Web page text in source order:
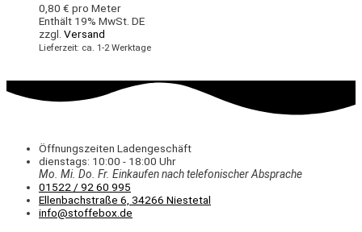
0,80 € pro Meter
Enthält 19% MwSt. DE
zzgl. Versand
Lieferzeit: ca. 1-2 Werktage
Öffnungszeiten Ladengeschäft
dienstags: 10:00 - 18:00 Uhr
Mo. Mi. Do. Fr. Einkaufennach telefonischer Absprache
01522 / 92 60 995
Ellenbachstraße 6, 34266 Niestetal
info@stoffebox.de